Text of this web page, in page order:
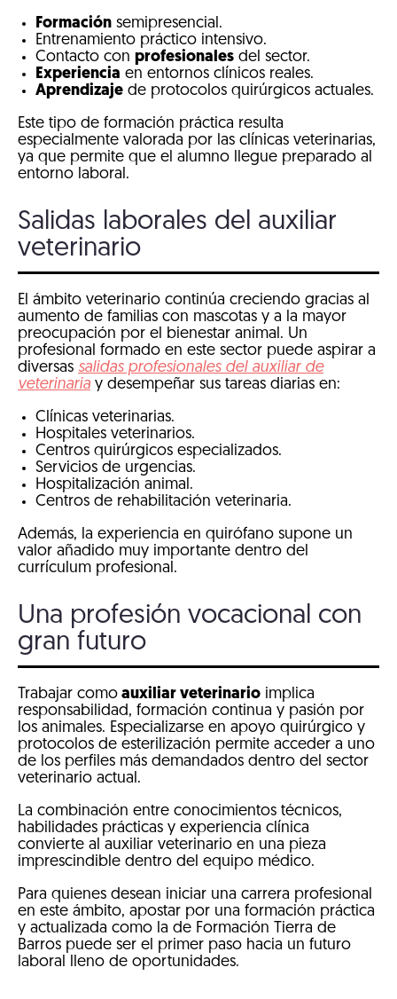
Formación semipresencial.
Entrenamiento práctico intensivo.
Contacto con profesionales del sector.
Experiencia en entornos clínicos reales.
Aprendizaje de protocolos quirúrgicos actuales.
Este tipo de formación práctica resulta
especialmente valorada por las clínicas veterinarias,
ya que permite que el alumno llegue preparado al
entorno laboral.
Salidas laborales del auxiliar
veterinario
El ámbito veterinario continúa creciendo gracias al
aumento de familias con mascotas y a la mayor
preocupación por el bienestar animal. Un
profesional formado en este sector puede aspirar a
diversas salidas profesionales del auxiliar de
veterinaria y desempeñar sus tareas diarias en:
Clínicas veterinarias.
Hospitales veterinarios.
Centros quirúrgicos especializados.
Servicios de urgencias.
Hospitalización animal.
Centros de rehabilitación veterinaria.
Además, la experiencia en quirófano supone un
valor añadido muy importante dentro del
currículum profesional.
Una profesión vocacional con
gran futuro
Trabajar como auxiliar veterinario implica
responsabilidad, formación continua y pasión por
los animales. Especializarse en apoyo quirúrgico y
protocolos de esterilización permite acceder a uno
de los perfiles más demandados dentro del sector
veterinario actual.
La combinación entre conocimientos técnicos,
habilidades prácticas y experiencia clínica
convierte al auxiliar veterinario en una pieza
imprescindible dentro del equipo médico.
Para quienes desean iniciar una carrera profesional
en este ámbito, apostar por una formación práctica
y actualizada como la de Formación Tierra de
Barros puede ser el primer paso hacia un futuro
laboral lleno de oportunidades.